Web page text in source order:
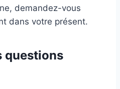
demandez-vous
dans votre présent.
questions